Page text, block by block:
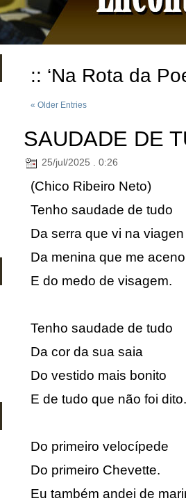
:: ‘Na Rota da
« Older Entries
SAUDADE DE
25/jul/2025 . 0:26
(Chico Ribeiro Neto)
Tenho saudade de tudo
Da serra que vi na viagen
Da menina que me
E do medo de visagem.
Tenho saudade de tudo
Da cor da sua saia
Do vestido mais bonito
E de tudo que não foi dito.
Do primeiro velocípede
Do primeiro Chevette.
Eu também andei de